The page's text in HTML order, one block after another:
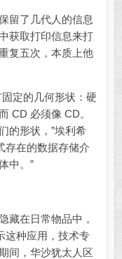
了几代人的信息
获取打印信息来打
复五次，本质上他
定的几何形状：硬
CD 必须像 CD。
的形状，”埃利希
存在的数据存储介
中。”
在日常物品中，
这种应用，技术专
间，华沙犹太人区